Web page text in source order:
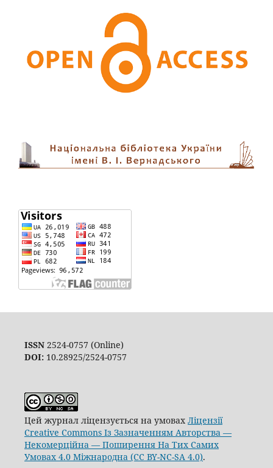
ISSN2524-0757 (Online)
DOI:10.28925/2524-0757
Цей журнал ліцензується на умовах Ліцензії
Creative Commons Із Зазначенням Авторства —
Некомерційна — Поширення На Тих Самих
Умовах 4.0 Міжнародна (CC BY-NC-SA 4.0).